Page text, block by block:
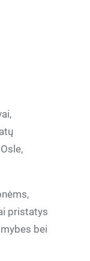
pristatys
bei